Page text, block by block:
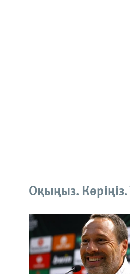
Оқыңыз.